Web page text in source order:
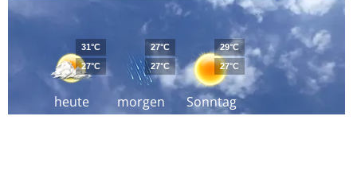
heute
31°C
27°C
morgen
27°C
27°C
Sonntag
29°C
27°C